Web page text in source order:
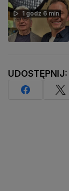
1 godz 6 min
UDOSTĘPNIJ: